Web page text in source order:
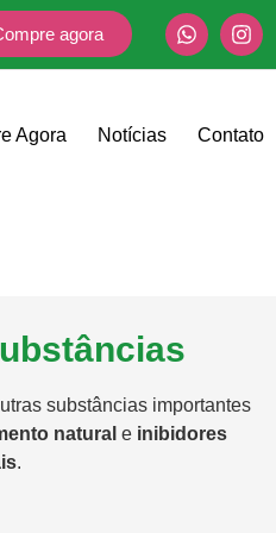
agora
Agora Notícias Contato
substâncias importantes
natural e inibidores
.